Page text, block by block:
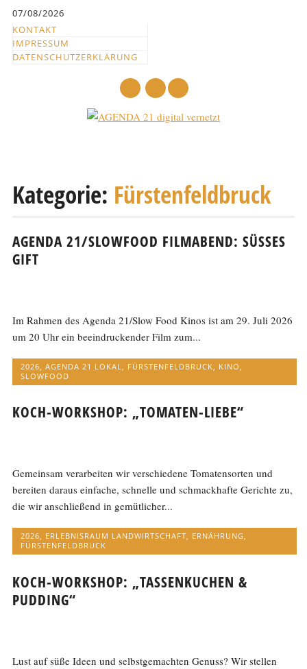
springen
07/08/2026
KONTAKT
IMPRESSUM
DATENSCHUTZERKLÄRUNG
zum
Kategorie: Fürstenfeldbruck
AGENDA 21/SLOWFOOD FILMABEND: SÜSSES G
IFT
Im Rahmen des Agenda 21/Slow Food Kinos ist am 29. Juli 2026
um 20 Uhr ein beeindruckender Film zum...
2026,AGENDA 21 LOKAL, FÜRSTENFELDBRUCK, KINO,
SLOWFOOD
KOCH-WORKSHOP: „TOMATEN-LIEBE“
Gemeinsam verarbeiten wir verschiedene Tomatensorten und
bereiten daraus einfache, schnelle und schmackhafte Gerichte zu,
die wir anschließend in gemütlicher...
2026, ERLEBNISRAUM LANDWIRTSCHAFT, ERNÄHRUNG,
FÜRSTENFELDBRUCK
KOCH-WORKSHOP: „TASSENKUCHEN &
PUDDING“
Lust auf süße Ideen und selbstgemachten Genuss? Wir stellen